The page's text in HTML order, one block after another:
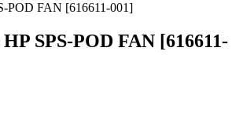
POD FAN [616611-001]
SPS-POD FAN [616611-